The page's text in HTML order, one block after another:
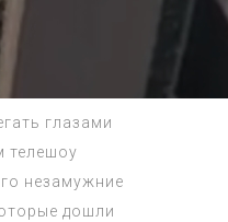
глазами
телешоу
незамужние
дошли